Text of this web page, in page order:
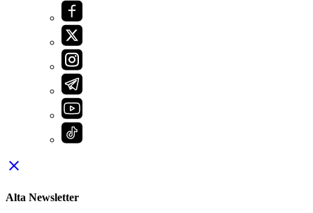
close
Alta Newsletter